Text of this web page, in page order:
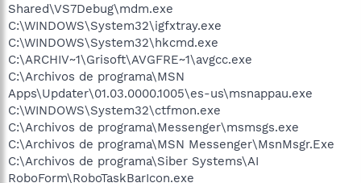
Shared\VS7Debug\mdm.exe
C:\WINDOWS\System32\igfxtray.exe
C:\WINDOWS\System32\hkcmd.exe
C:\ARCHIV~1\Grisoft\AVGFRE~1\avgcc.exe
C:\Archivos de programa\MSN
Apps\Updater\01.03.0000.1005\es-us\msnappau.exe
C:\WINDOWS\System32\ctfmon.exe
C:\Archivos de programa\Messenger\msmsgs.exe
C:\Archivos de programa\MSN Messenger\MsnMsgr.Exe
C:\Archivos de programa\Siber Systems\AI
RoboForm\RoboTaskBarIcon.exe